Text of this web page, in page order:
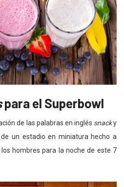
para el Superbowl
de las palabras en inglés snacky
un estadio en miniatura hecho a
hombres para la noche de este 7